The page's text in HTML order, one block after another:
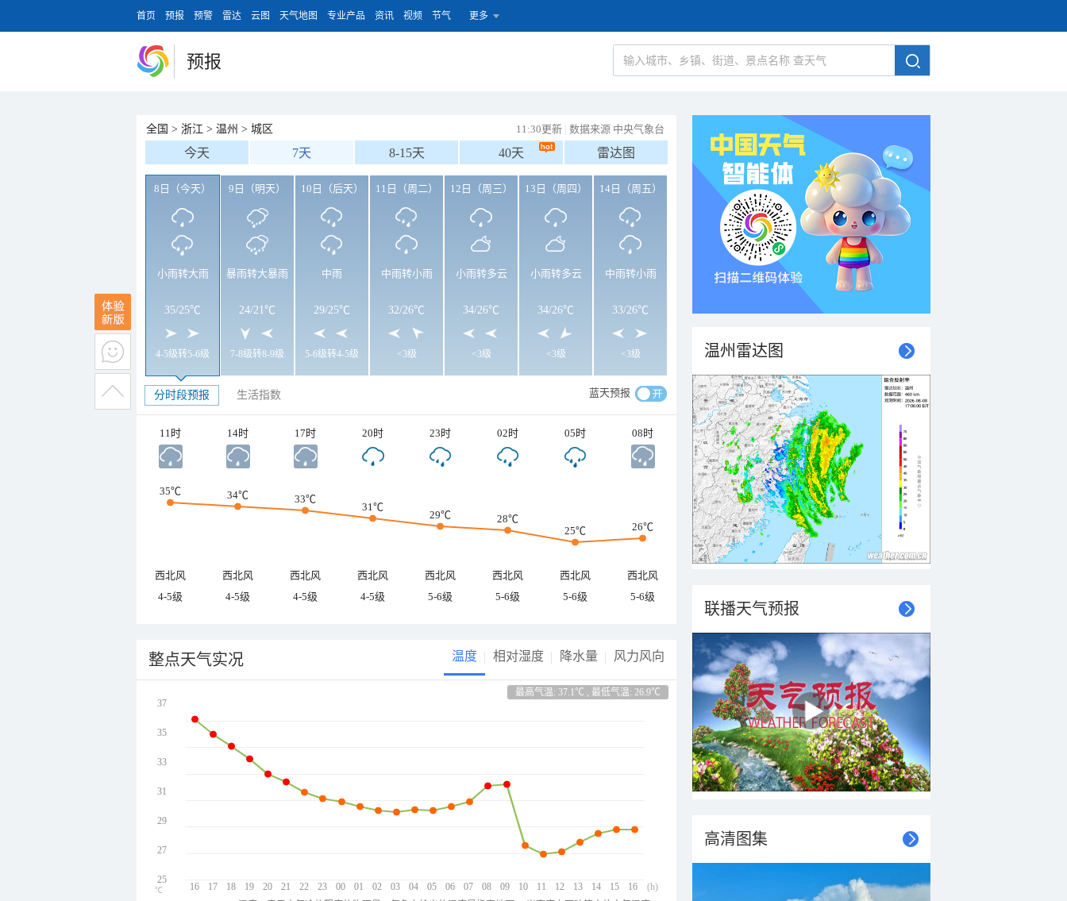
首页 预报 预警 雷达 云图 天气地图 专业产品 资讯 视频 节气 更多
预报
全国 > 浙江 > 温州 > 城区 11:30更新 | 数据来源 中央气象台
今天 7天 8-15天 40天 雷达图
8日（今天）
小雨转大雨
35/25℃
4-5级转5-6级
9日（明天）
暴雨转大暴雨
24/21℃
7-8级转8-9级
10日（后天）
中雨
29/25℃
5-6级转4-5级
11日（周二）
中雨转小雨
32/26℃
<3级
12日（周三）
小雨转多云
34/26℃
<3级
13日（周四）
小雨转多云
34/26℃
<3级
14日（周五）
中雨转小雨
33/26℃
<3级
分时段预报 生活指数 蓝天预报
11时 14时 17时 20时 23时 02时 05时 08时
35℃ 34℃ 33℃
31℃
29℃
28℃
25℃
26℃
西北风 西北风 西北风 西北风 西北风 西北风 西北风
西北风
4-5级
4-5级 4-5级 4-5级 5-6级 5-6级 5-6级 5-6级
整点天气实况 温度 相对湿度 降水量 风力风向
最高气温: 37.1℃ , 最低气温: 26.9℃
16 17 18 19 20 21 22 23 00 01 02 03 04 05 06 07 08 09 10 11 12 13 14 15 16
37
35
33
31
29
27
25
(h)
℃
温州雷达图
联播天气预报
高清图集